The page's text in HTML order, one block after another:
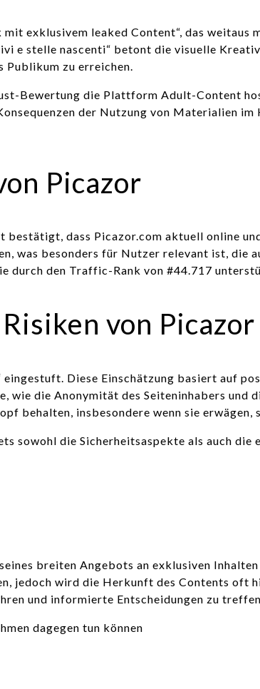
exklusivem leaked Content“, das weitaus
e stelle nascenti“ betont die visuelle
zu erreichen.
Bewertung die Plattform Adult-Content
der Nutzung von Materialien im
Picazor
dass Picazor.com aktuell online
was besonders für Nutzer relevant ist, die
durch den Traffic-Rank von #44.717
von Picazor
Diese Einschätzung basiert auf
die Anonymität des Seiteninhabers und
insbesondere wenn sie erwägen,
sowohl die Sicherheitsaspekte als auch
breiten Angebots an exklusiven
jedoch wird die Herkunft des Contents oft
und informierte Entscheidungen zu